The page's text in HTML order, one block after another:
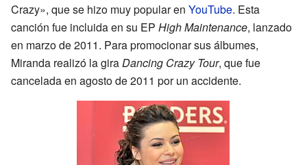
Crazy», que se hizo muy popular en YouTube. Esta
canción fue incluida en su EP High Maintenance, lanzado
en marzo de 2011. Para promocionar sus álbumes,
Miranda realizó la giraDancing Crazy Tour, que fue
cancelada en agosto de 2011 por un accidente.